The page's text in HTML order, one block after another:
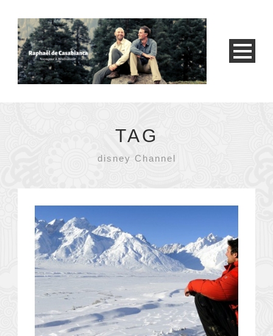
TAG
disney Channel